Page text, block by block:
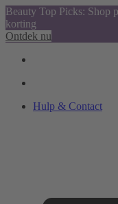
Beauty Top Picks: Shop
korting
Ontdek nu
Hulp & Contact